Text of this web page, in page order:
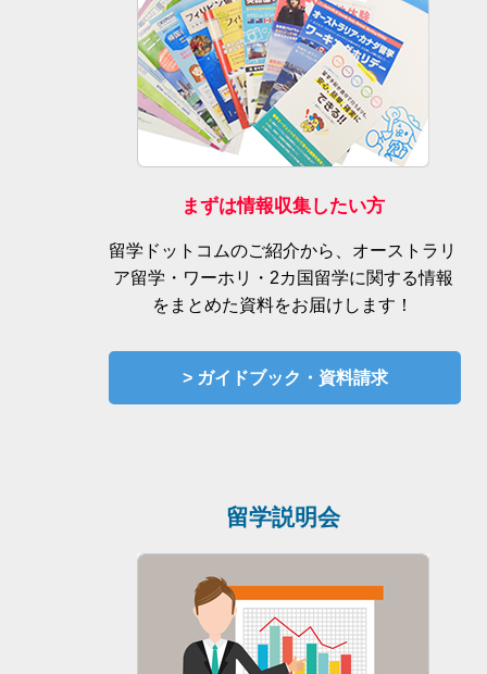
まずは情報収集したい方
留学ドットコムのご紹介から、オーストラリ
ア留学・ワーホリ・2カ国留学に関する情報
をまとめた資料をお届けします！
> ガイドブック・資料請求
留学説明会